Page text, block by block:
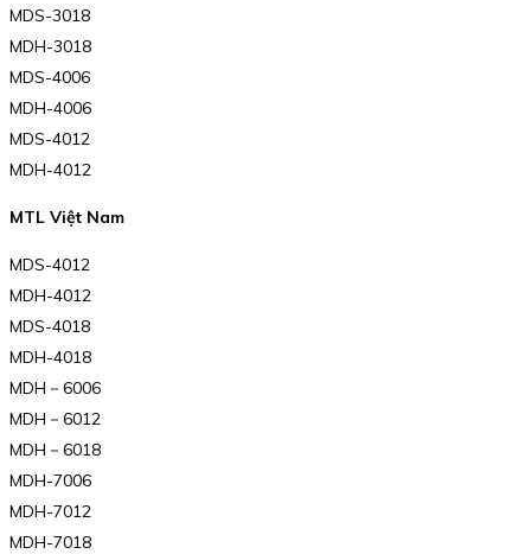
MDS-3018
MDH-3018
MDS-4006
MDH-4006
MDS-4012
MDH-4012
MTL Việt Nam
MDS-4012
MDH-4012
MDS-4018
MDH-4018
MDH－6006
MDH－6012
MDH－6018
MDH-7006
MDH-7012
MDH-7018